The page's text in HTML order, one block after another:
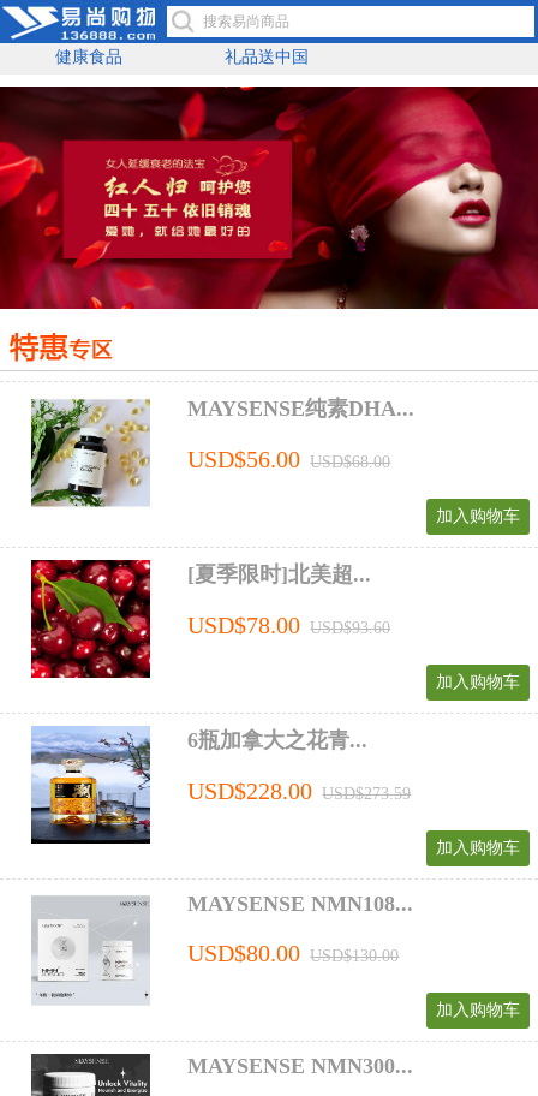
健康食品 礼品送中国
MAYSENSE纯素DHA...
USD$56.00 USD$68.00
加入购物车
[夏季限时]北美超...
USD$78.00 USD$93.60
加入购物车
6瓶加拿大之花青...
USD$228.00 USD$273.59
加入购物车
MAYSENSE NMN108...
USD$80.00 USD$130.00
加入购物车
MAYSENSE NMN300...